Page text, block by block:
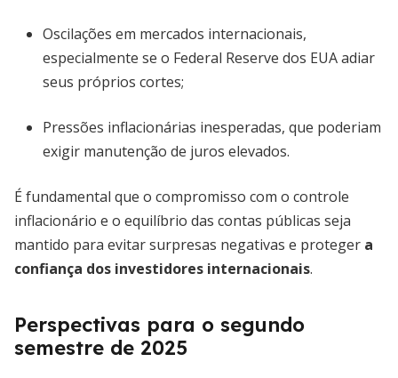
Oscilações em mercados internacionais,
especialmente se o Federal Reserve dos EUA adiar
seus próprios cortes;
Pressões inflacionárias inesperadas, que poderiam
exigir manutenção de juros elevados.
É fundamental que o compromisso com o controle
inflacionário e o equilíbrio das contas públicas seja
mantido para evitar surpresas negativas e proteger a
confiança dos investidores internacionais.
Perspectivas para o segundo
semestre de 2025